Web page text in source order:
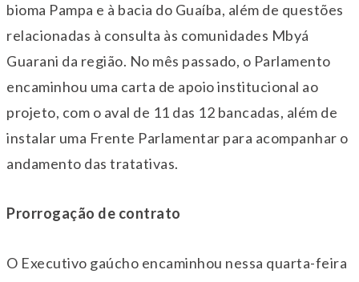
bioma Pampa e à bacia do Guaíba, além de questões
relacionadas à consulta às comunidades Mbyá
Guarani da região. No mês passado, o Parlamento
encaminhou uma carta de apoio institucional ao
projeto, com o aval de 11 das 12 bancadas, além de
instalar uma Frente Parlamentar para acompanhar o
andamento das tratativas.
Prorrogação de contrato
O Executivo gaúcho encaminhou nessa quarta-feira